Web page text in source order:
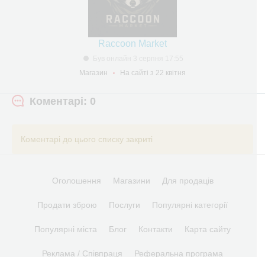
Raccoon Market
Магазин
На сайті з 22 квітня
Коментарі: 0
Коментарі до цього списку закриті
Оголошення Магазини Для продаців
Продати зброю Послуги Популярні категорії
Популярні міста Блог Контакти Карта сайту
Реклама / Співпраця Реферальна програма